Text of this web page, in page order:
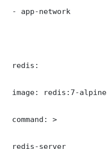
- app-network
redis:
image: redis:7-alpine
command: >
redis-server